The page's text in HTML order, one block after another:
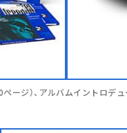
ージ）、アルバムイントロデ